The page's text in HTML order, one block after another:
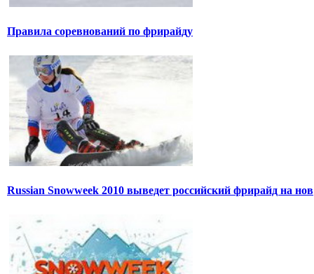
Правила соревнований по фрирайду
Russian Snowweek 2010 выведет российский фрирайд на нов